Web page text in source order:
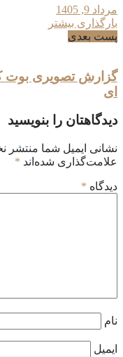
مرداد 9, 1405
بارگذاری بیشتر
پست بعدی
گزارش تصویری بوت
ای
دیدگاهتان را بنویسید
نشانی ایمیل شما منتشر
علامت‌گذاری شده‌اند *
دیدگاه *
نام
ایمیل